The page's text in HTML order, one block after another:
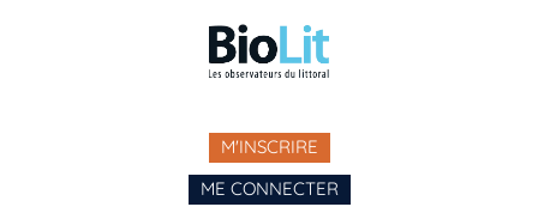
M'INSCRIRE
ME CONNECTER